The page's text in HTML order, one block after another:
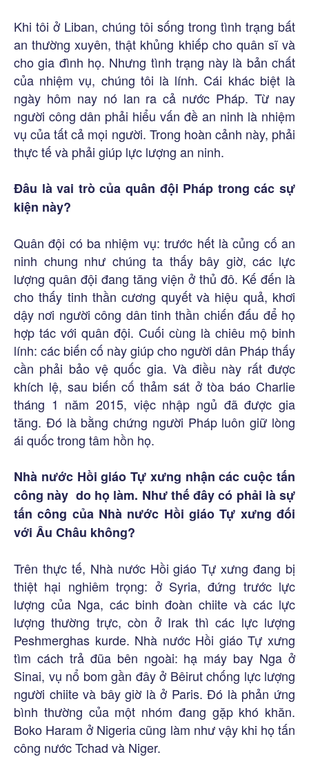
Khi tôi ở Liban, chúng tôi sống trong tình trạng bất
an thường xuyên, thật khủng khiếp cho quân sĩ và
cho gia đình họ. Nhưng tình trạng này là bản chất
của nhiệm vụ, chúng tôi là lính. Cái khác biệt là
ngày hôm nay nó lan ra cả nước Pháp. Từ nay
người công dân phải hiểu vấn đề an ninh là nhiệm
vụ của tất cả mọi người. Trong hoàn cảnh này, phải
thực tế và phải giúp lực lượng an ninh.
Đâu là vai trò của quân đội Pháp trong các sự
kiện này?
Quân đội có ba nhiệm vụ: trước hết là củng cố an
ninh chung như chúng ta thấy bây giờ, các lực
lượng quân đội đang tăng viện ở thủ đô. Kế đến là
cho thấy tinh thần cương quyết và hiệu quả, khơi
dậy nơi người công dân tinh thần chiến đấu để họ
hợp tác với quân đội. Cuối cùng là chiêu mộ binh
lính: các biến cố này giúp cho người dân Pháp thấy
cần phải bảo vệ quốc gia. Và điều này rất được
khích lệ, sau biến cố thảm sát ở tòa báo Charlie
tháng 1 năm 2015, việc nhập ngủ đã được gia
tăng. Đó là bằng chứng người Pháp luôn giữ lòng
ái quốc trong tâm hồn họ.
Nhà nước Hồi giáo Tự xưng nhận các cuộc tấn
công này do họ làm. Như thế đây có phải là sự
tấn công của Nhà nước Hồi giáo Tự xưng đối
với Âu Châu không?
Trên thực tế, Nhà nước Hồi giáo Tự xưng đang bị
thiệt hại nghiêm trọng: ở Syria, đứng trước lực
lượng của Nga, các binh đoàn chiite và các lực
lượng thường trực, còn ở Irak thì các lực lượng
Peshmerghas kurde. Nhà nước Hồi giáo Tự xưng
tìm cách trả đũa bên ngoài: hạ máy bay Nga ở
Sinai, vụ nổ bom gần đây ở Bêirut chống lực lượng
người chiite và bây giờ là ở Paris. Đó là phản ứng
bình thường của một nhóm đang gặp khó khăn.
Boko Haram ở Nigeria cũng làm như vậy khi họ tấn
công nước Tchad và Niger.